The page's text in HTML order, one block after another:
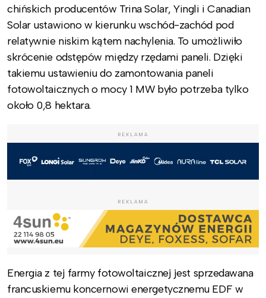
chińskich producentów Trina Solar, Yingli i Canadian
Solar ustawiono w kierunku wschód-zachód pod
relatywnie niskim kątem nachylenia. To umożliwiło
skrócenie odstępów między rzędami paneli. Dzięki
takiemu ustawieniu do zamontowania paneli
fotowoltaicznych o mocy 1 MW było potrzeba tylko
około 0,8 hektara.
REKLAMA
REKLAMA
Energia z tej farmy fotowoltaicznej jest sprzedawana
francuskiemu koncernowi energetycznemu EDF w